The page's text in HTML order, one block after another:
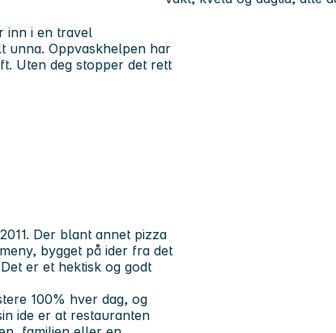
inn i en travel
unna. Oppvaskhelpen har
Uten deg stopper det rett
Der blant annet pizza
bygget på ider fra det
er et hektisk og godt
100% hver dag, og
ide er at restauranten